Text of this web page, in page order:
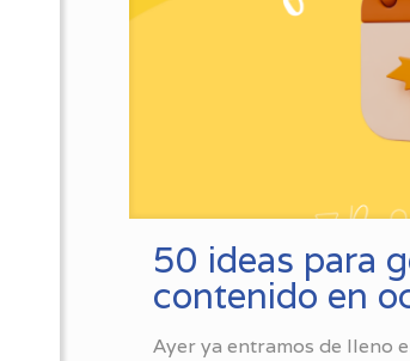
50 ideas para
contenido en
Ayer ya entramos de lleno